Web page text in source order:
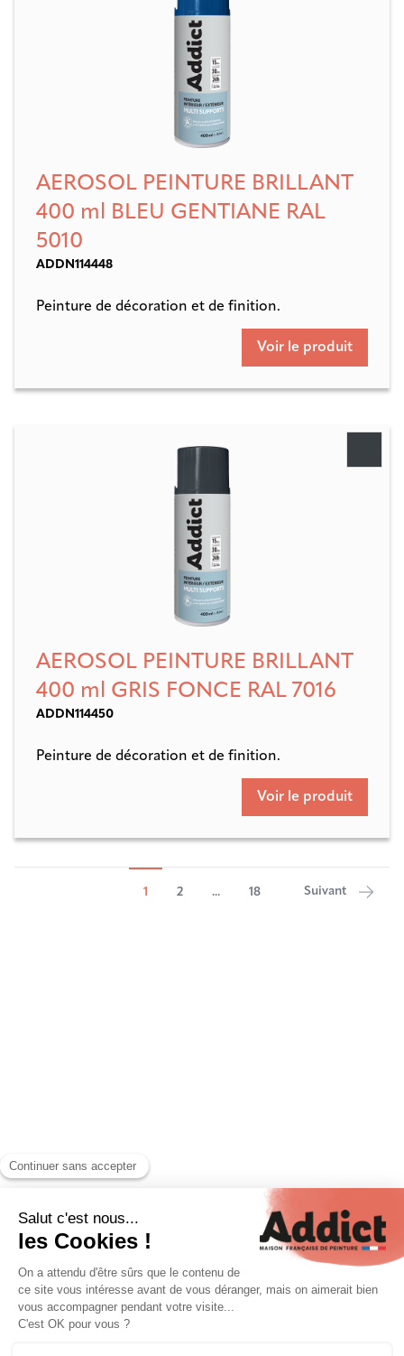
AEROSOL PEINTURE BRILLANT
400 ml BLEU GENTIANE RAL
5010
ADDN114448
Peinture de décoration et de finition.
Voir le produit
AEROSOL PEINTURE BRILLANT
400 ml GRIS FONCE RAL 7016
ADDN114450
Peinture de décoration et de finition.
Voir le produit
1 2 ... 18 Suivant